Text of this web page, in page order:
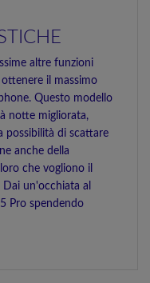
altre funzioni
il massimo
Questo modello
notte migliorata,
possibilità di scattare
anche della
che vogliono il
un'occhiata al
Pro spendendo